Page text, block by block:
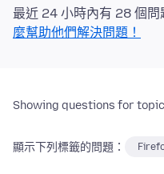
最近 24 小時內有 28 個問
麼幫助他們解決問題！
Showing questions for
顯示下列標籤的問題：